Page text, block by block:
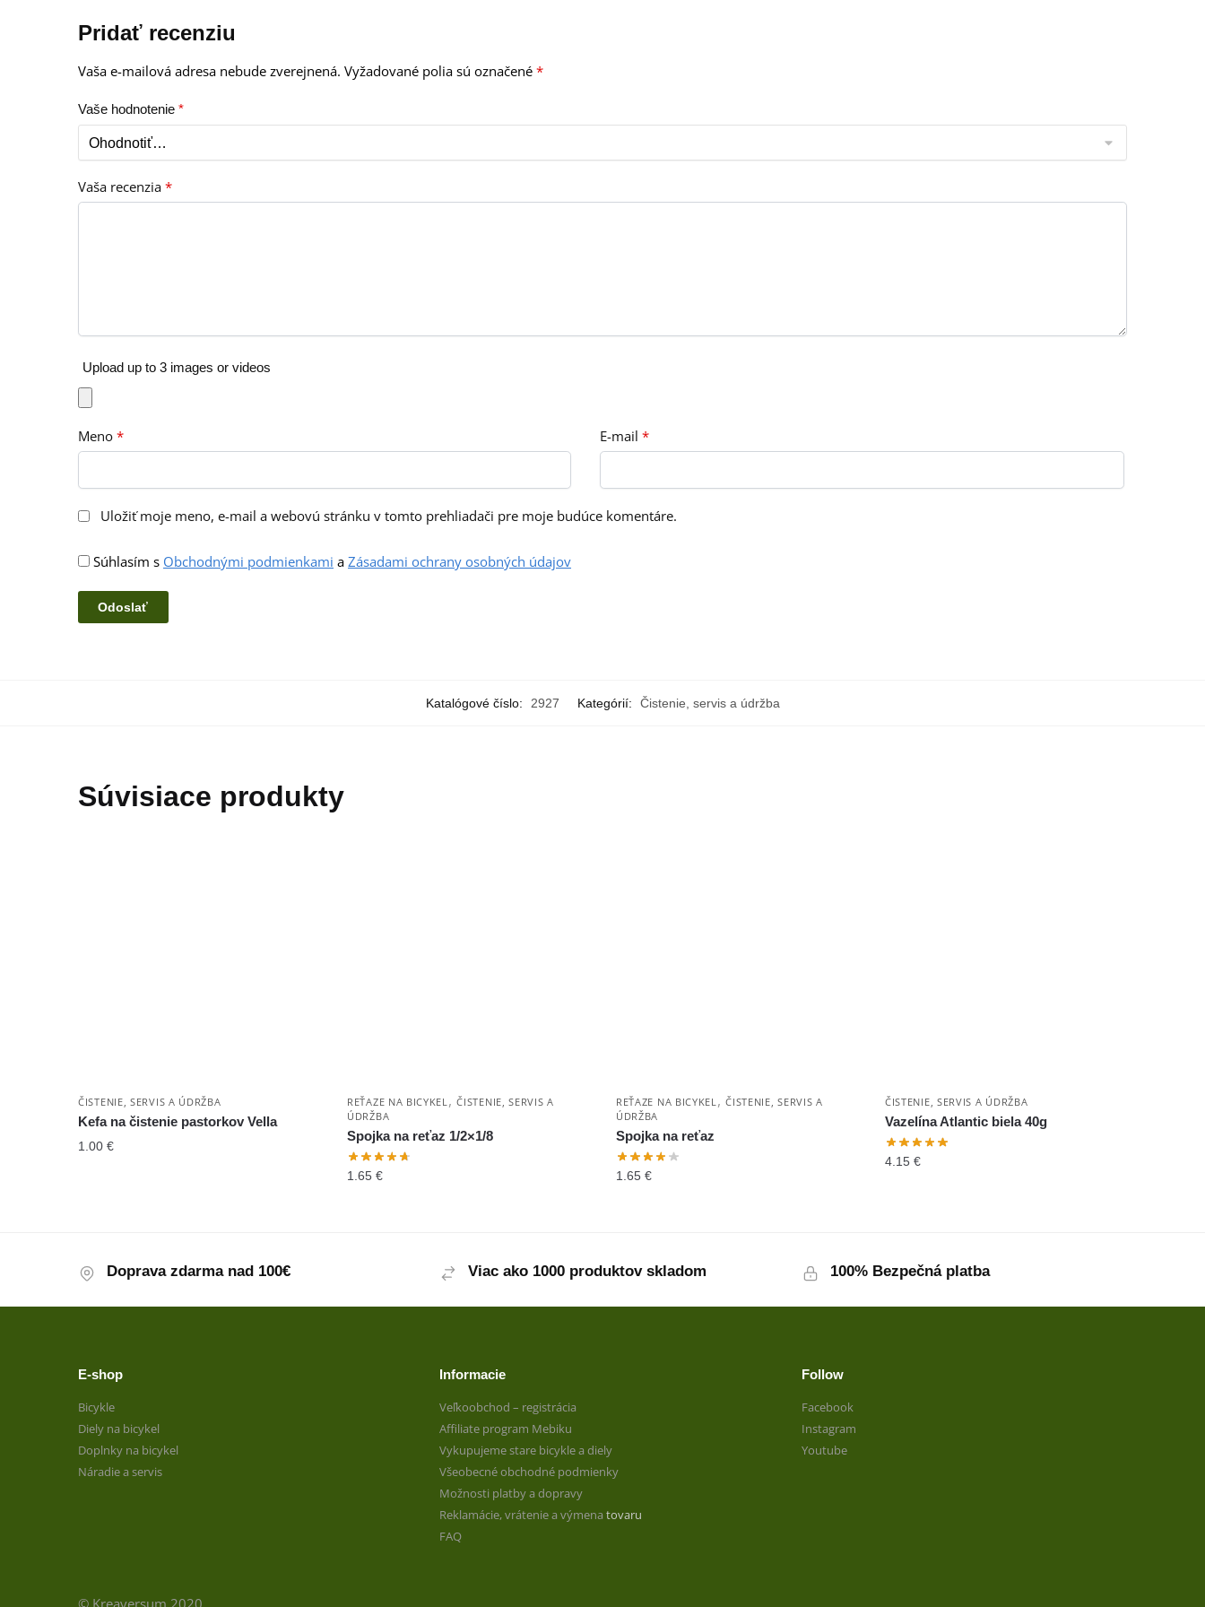
Pridať recenziu
Vaša e-mailová adresa nebude zverejnená. Vyžadované polia sú označené*
Vaše hodnotenie*
Vaša recenzia*
Upload up to 3 images or videos
Meno* E-mail *
Uložiť moje meno, e-mail a webovú stránku v tomto prehliadači pre moje budúce komentáre.
Súhlasím s Obchodnými podmienkami aZásadami ochrany osobných údajov
Katalógové číslo: 2927 Kategórií: Čistenie, servis a údržba
Súvisiace produkty
ČISTENIE, SERVIS A ÚDRŽBA
Kefa na čistenie pastorkov Vella
1.00€
REŤAZE NA BICYKEL,ČISTENIE, SERVIS A
ÚDRŽBA
Spojka na reťaz 1/2×1/8
1.65 €
REŤAZE NA BICYKEL,ČISTENIE, SERVIS A
ÚDRŽBA
Spojka na reťaz
1.65 €
ČISTENIE, SERVIS A ÚDRŽBA
Vazelína Atlantic biela 40g
4.15 €
Doprava zdarma nad 100€ Viac ako 1000 produktov skladom 100% Bezpečná platba
E-shop
Bicykle
Diely na bicykel
Doplnky na bicykel
Náradie a servis
Informacie
Veľkoobchod – registrácia
Affiliate program Mebiku
Vykupujeme stare bicykle a diely
Všeobecné obchodné podmienky
Možnosti platby a dopravy
Reklamácie, vrátenie a výmenatovaru
FAQ
Follow
Facebook
Instagram
Youtube
© Kreaversum 2020